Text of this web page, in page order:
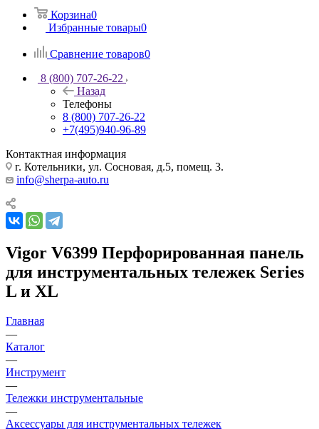
Корзина0
Избранные товары0
Сравнение товаров0
8 (800) 707-26-22
Назад
Телефоны
8 (800) 707-26-22
+7(495)940-96-89
Контактная информация
г. Котельники, ул. Сосновая, д.5, помещ. 3.
info@sherpa-auto.ru
Vigor V6399 Перфорированная панель
для инструментальных тележек Series
L и XL
Главная
—
Каталог
—
Инструмент
—
Тележки инструментальные
—
Аксессуары для инструментальных тележек